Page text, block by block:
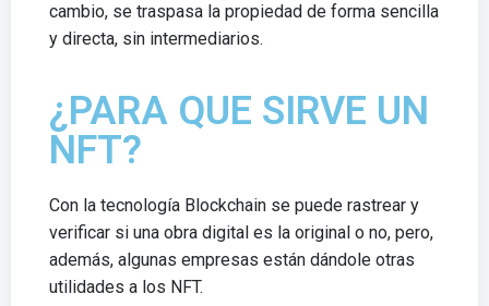
cambio, se traspasa la propiedad de forma sencilla
y directa, sin intermediarios.
¿PARA QUE SIRVE UN
NFT?
Con la tecnología Blockchain se puede rastrear y
verificar si una obra digital es la original o no, pero,
además, algunas empresas están dándole otras
utilidades a los NFT.